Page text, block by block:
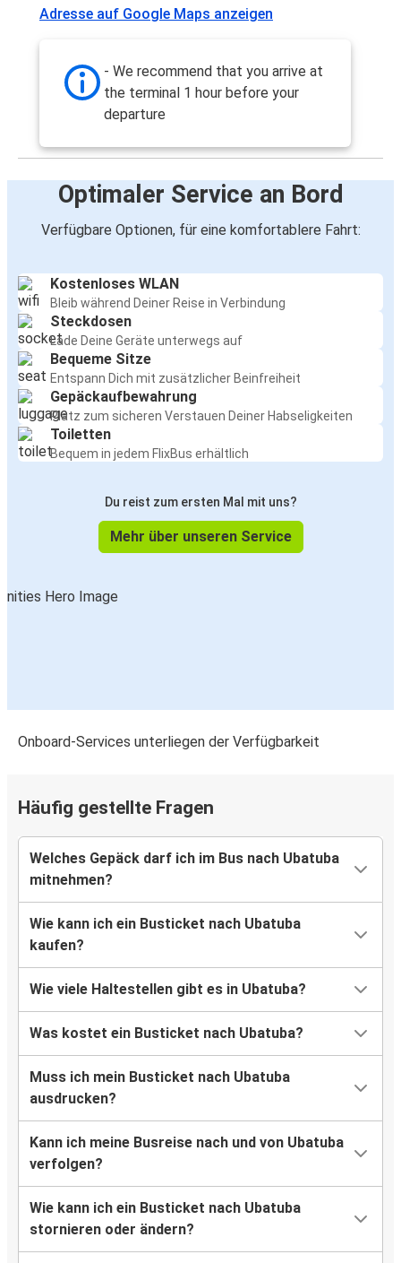
Adresse auf Google Maps anzeigen
- We recommend that you arrive at
the terminal 1 hour before your
departure
Optimaler Service an Bord
Verfügbare Optionen, für eine komfortablere Fahrt:
Kostenloses WLAN
Bleib während Deiner Reise in Verbindung
Steckdosen
Lade Deine Geräte unterwegs auf
Bequeme Sitze
Entspann Dich mit zusätzlicher Beinfreiheit
Gepäckaufbewahrung
Platz zum sicheren Verstauen Deiner Habseligkeiten
Toiletten
Bequem in jedem FlixBus erhältlich
Du reist zum ersten Mal mit uns?
Mehr über unseren Service
Onboard-Services unterliegen der Verfügbarkeit
Häufig gestellte Fragen
Welches Gepäck darf ich im Bus nach Ubatuba
mitnehmen?
Wie kann ich ein Busticket nach Ubatuba
kaufen?
Wie viele Haltestellen gibt es in Ubatuba?
Was kostet ein Busticket nach Ubatuba?
Muss ich mein Busticket nach Ubatuba
ausdrucken?
Kann ich meine Busreise nach und von Ubatuba
verfolgen?
Wie kann ich ein Busticket nach Ubatuba
stornieren oder ändern?